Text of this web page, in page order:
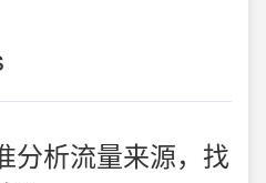
分析流量来源，找